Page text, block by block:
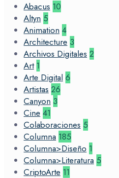
Abacus 10
Altyn 5
Animation 4
Architecture 3
Archivos Digitales 2
Art 1
Arte Digital 6
Artistas 26
Canyon 3
Cine 41
Colaboraciones 5
Columna 185
Columna>Diseño 1
Columna>Literatura 5
CriptoArte 11